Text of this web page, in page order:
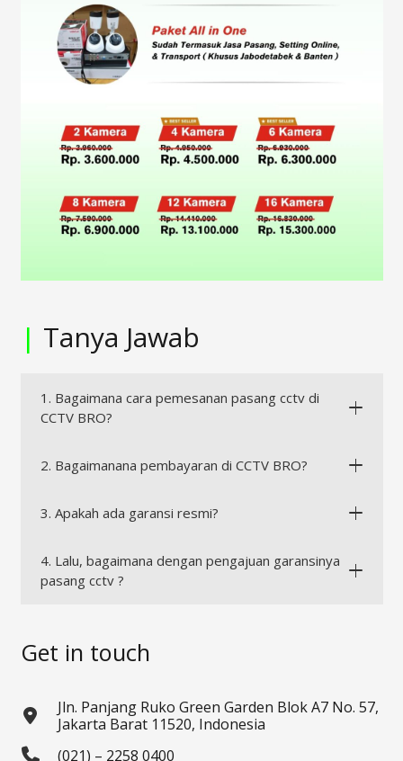
| Tanya Jawab
1. Bagaimana cara pemesanan pasang cctv di
CCTV BRO?
2. Bagaimanana pembayaran di CCTV BRO?
3. Apakah ada garansi resmi?
4. Lalu, bagaimana dengan pengajuan garansinya
pasang cctv ?
Get in touch
Jln. Panjang Ruko Green Garden Blok A7 No. 57,
Jakarta Barat 11520, Indonesia
(021) – 2258 0400